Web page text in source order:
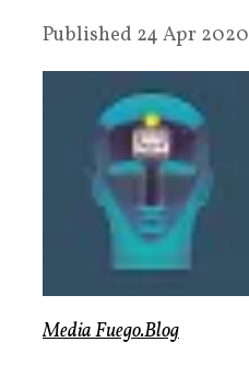
Published 24 Apr 2020
Media Fuego.Blog